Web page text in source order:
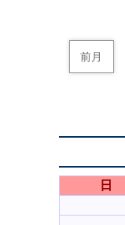
前月
日